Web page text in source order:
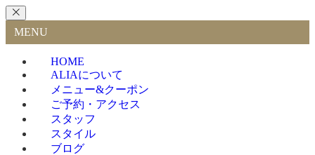
MENU
HOME
ALIAについて
メニュー&クーポン
ご予約・アクセス
スタッフ
スタイル
ブログ